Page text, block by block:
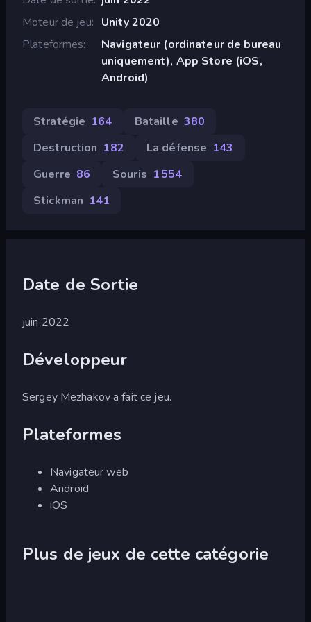
Moteur de jeu
Unity 2020
Plateformes
Navigateur (ordinateur de bureau
uniquement), App Store (iOS,
Android)
Stratégie 164 Bataille 380
Destruction 182 La défense 143
Guerre 86 Souris 1 554
Stickman 141
Date de Sortie
juin 2022
Développeur
Sergey Mezhakov a fait ce jeu.
Plateformes
Navigateur web
Android
iOS
Plus de jeux de cette catégorie